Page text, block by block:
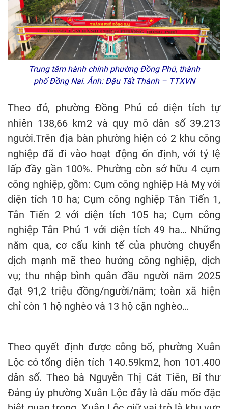
Trung tâm hành chính phường Đồng Phú, thành
phố Đồng Nai. Ảnh: Đậu Tất Thành – TTXVN
Theo đó, phường Đồng Phú có diện tích tự
nhiên 138,66 km2 và quy mô dân số 39.213
người.Trên địa bàn phường hiện có 2 khu công
nghiệp đã đi vào hoạt động ổn định, với tỷ lệ
lấp đầy gần 100%. Phường còn sở hữu 4 cụm
công nghiệp, gồm: Cụm công nghiệp Hà Mỵ với
diện tích 10 ha; Cụm công nghiệp Tân Tiến 1,
Tân Tiến 2 với diện tích 105 ha; Cụm công
nghiệp Tân Phú 1 với diện tích 49 ha… Những
năm qua, cơ cấu kinh tế của phường chuyển
dịch mạnh mẽ theo hướng công nghiệp, dịch
vụ; thu nhập bình quân đầu người năm 2025
đạt 91,2 triệu đồng/người/năm; toàn xã hiện
chỉ còn 1 hộ nghèo và 13 hộ cận nghèo…
Theo quyết định được công bố, phường Xuân
Lộc có tổng diện tích 140.59km2, hơn 101.400
dân số. Theo bà Nguyễn Thị Cát Tiên, Bí thư
Đảng ủy phường Xuân Lộc đây là dấu mốc đặc